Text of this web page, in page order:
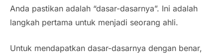
Anda pastikan adalah “dasar-dasarnya”. Ini adalah
langkah pertama untuk menjadi seorang ahli.
Untuk mendapatkan dasar-dasarnya dengan benar,